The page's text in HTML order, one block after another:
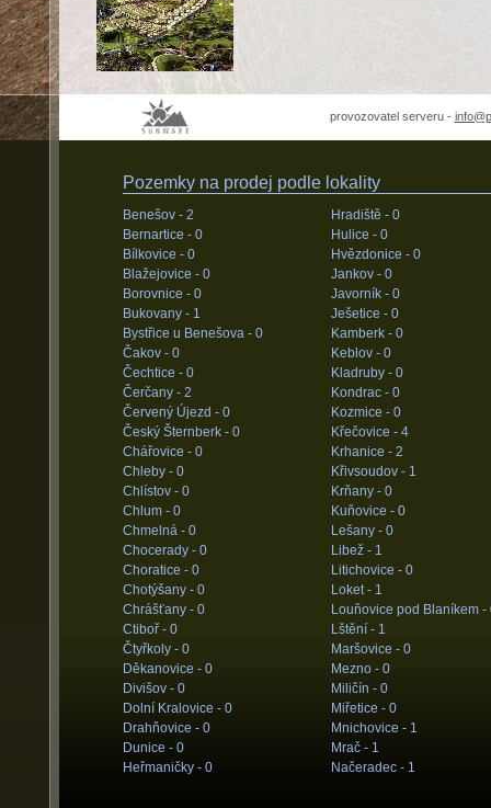
provozovatel serveru -
Pozemky na prodej podle lokality
Benešov - 2
Bernartice - 0
Bílkovice - 0
Blažejovice - 0
Borovnice - 0
Bukovany - 1
Bystřice u Benešova - 0
Čakov - 0
Čechtice - 0
Čerčany - 2
Červený Újezd - 0
Český Šternberk - 0
Chářovice - 0
Chleby - 0
Chlístov - 0
Chlum - 0
Chmelná - 0
Chocerady - 0
Choratice - 0
Chotýšany - 0
Chrášťany - 0
Ctiboř - 0
Čtyřkoly - 0
Děkanovice - 0
Divišov - 0
Dolní Kralovice - 0
Drahňovice - 0
Dunice - 0
Heřmaničky - 0
Hradiště - 0
Hulice - 0
Hvězdonice - 0
Jankov - 0
Javorník - 0
Ješetice - 0
Kamberk - 0
Keblov - 0
Kladruby - 0
Kondrac - 0
Kozmice - 0
Křečovice - 4
Krhanice - 2
Křivsoudov - 1
Krňany - 0
Kuňovice - 0
Lešany - 0
Libež - 1
Litichovice - 0
Loket - 1
Louňovice pod Blaníkem -
Lštění - 1
Maršovice - 0
Mezno - 0
Miličín - 0
Miřetice - 0
Mnichovice - 1
Mrač - 1
Načeradec - 1